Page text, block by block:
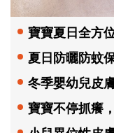
寶寶夏日全方
夏日防曬防蚊
冬季嬰幼兒皮
寶寶不停抓癢